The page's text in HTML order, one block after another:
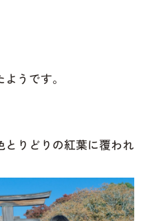
うです。
りどりの紅葉に覆われ